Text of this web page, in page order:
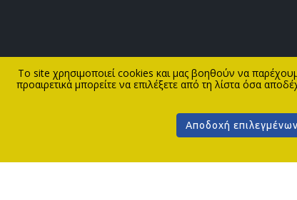
To site χρησιμοποιεί cookies και μας βοηθούν να
προαιρετικά μπορείτε να επιλέξετε από τη λίστα όσα
Αποδοχή επιλεγμένων